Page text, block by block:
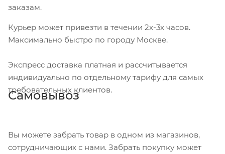
заказам.
Курьер может привезти в течении 2х-3х часов.
Максимально быстро по городу Москве.
Экспресс доставка платная и рассчитывается
индивидуально по отдельному тарифу для самых
требовательных клиентов.
Самовывоз
Вы можете забрать товар в одном из магазинов,
сотрудничающих с нами. Забрать покупку может